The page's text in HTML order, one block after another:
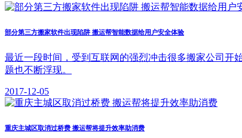
部分第三方搬家软件出现陷阱 搬运帮智能数据给用户安全体验
最近一段时间，受到互联网的强烈冲击很多搬家公司开
题也不断浮现。
2017-12-05
重庆主城区取消过桥费 搬运帮将提升效率助消费